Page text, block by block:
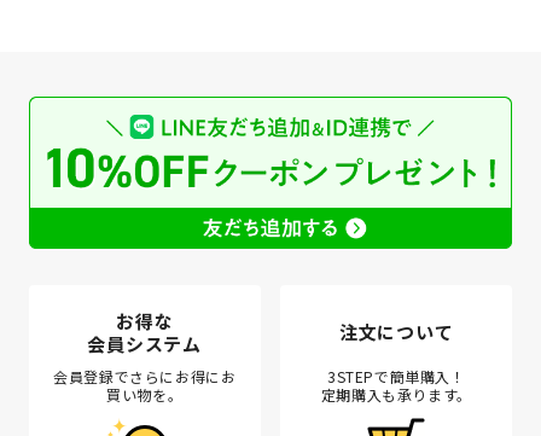
お得な
会員システム
会員登録でさらにお得にお
買い物を。
注文について
3STEPで簡単購入！
定期購入も承ります。